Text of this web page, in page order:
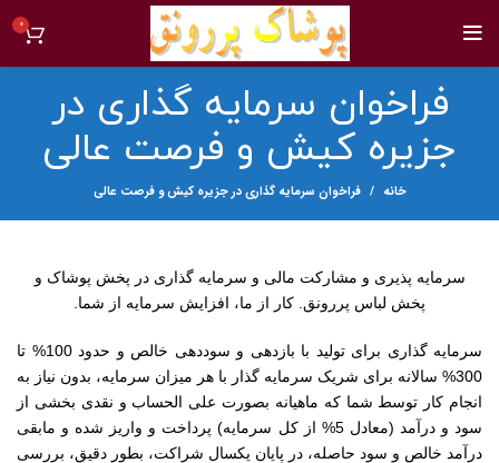
0
فراخوان سرمایه گذاری در
جزیره کیش و فرصت عالی
خانه فراخوان سرمایه گذاری در جزیره کیش و فرصت عالی
سرمایه پذیری و مشارکت مالی و سرمایه گذاری در پخش پوشاک و
پخش لباس پررونق. کار از ما، افزایش سرمایه از شما.
سرمایه گذاری برای تولید با بازدهی و سوددهی خالص و حدود 100% تا
300% سالانه برای شریک سرمایه گذار با هر میزان سرمایه، بدون نیاز به
انجام کار توسط شما که ماهیانه بصورت علی الحساب و نقدی بخشی از
سود و درآمد (معادل 5% از کل سرمایه) پرداخت و واریز شده و مابقی
درآمد خالص و سود حاصله، در پایان یکسال شراکت، بطور دقیق، بررسی